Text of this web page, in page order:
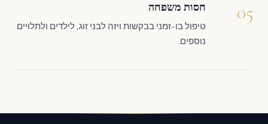
05 חסות משפחה
טיפול בו-זמני בבקשות ויזה לבני זוג, לילדים ולתלויים
נוספים.